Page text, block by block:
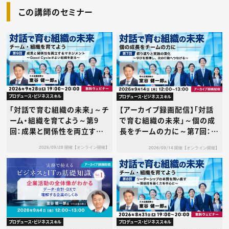
この講師のセミナー
プロデュース・ビジネススキル
「対話で育む組織の未来」～チ
ーム・組織を育てよう～第9
回：成果と関係性を両立する
がよい組織を創る～
2026/09/28 開催【オンライン開催】
プロデュース・ビジネススキル
【アーカイブ録画配信】「対話
で育む組織の未来」～個の成
長をチームの力に～第7回：振
整理し、次の行動へつなげ
る〜
2026/09/14 開催【オンライン開催】
プロデュース・ビジネススキル プロデュース・ビジネススキル